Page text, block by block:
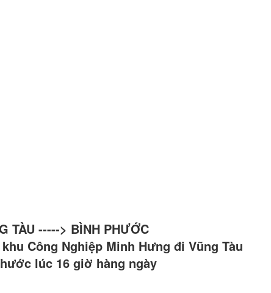
TÀU -----> BÌNH PHƯỚC
Công Nghiệp Minh Hưng đi Vũng Tàu
lúc 16 giờ hàng ngày